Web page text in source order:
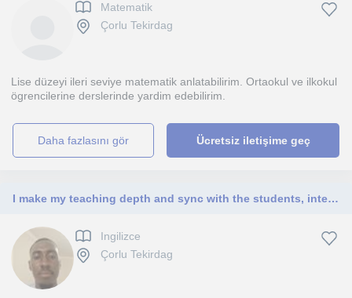
Matematik
Çorlu Tekirdag
Lise düzeyi ileri seviye matematik anlatabilirim. Ortaokul ve ilkokul
ögrencilerine derslerinde yardim edebilirim.
daha fazlasını gör Ücretsiz iletişime geç
I make my teaching depth and sync with the students, interacting and fun
Ingilizce
Çorlu Tekirdag